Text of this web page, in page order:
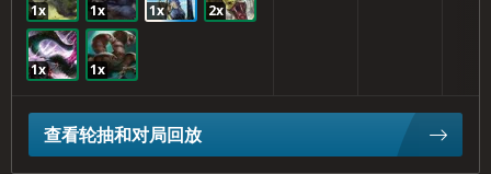
1x 1x 1x 2x
1x 1x
查看轮抽和对局回放